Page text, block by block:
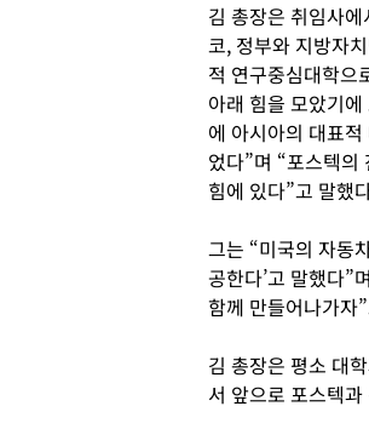
김 총장은 취임사
코, 정부와 지방자
적 연구중심대학으
아래 힘을 모았기
에 아시아의 대표
었다”며 “포스텍의
힘에 있다”고 말했
그는 “미국의 자동
공한다’고 말했다”
함께 만들어나가자
김 총장은 평소 대
서 앞으로 포스텍